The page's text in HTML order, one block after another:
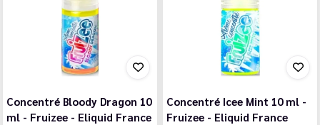
Concentré Bloody Dragon 10
ml - Fruizee - Eliquid France
Concentré Icee Mint 10 ml -
Fruizee - Eliquid France